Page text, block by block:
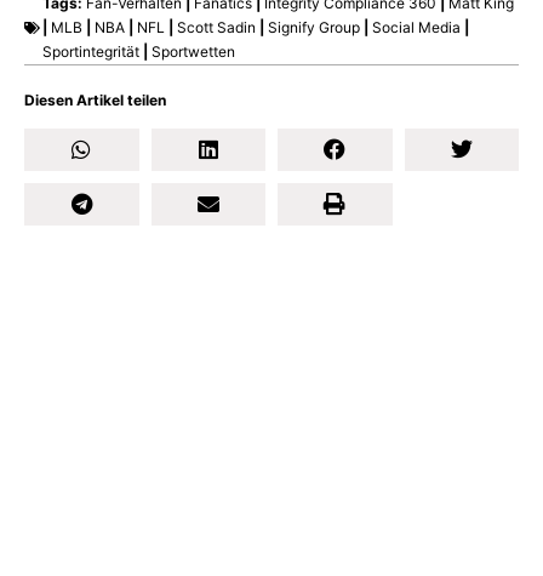
Diesen Artikel teilen
MLB NBA NFL Scott Sadin Signify Group Social Media
Sportintegrität
Sportwetten